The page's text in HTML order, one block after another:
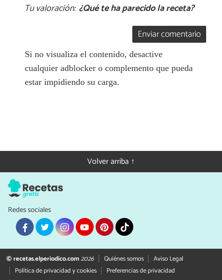
Tu valoración: ¿Qué te ha parecido la receta?
Enviar comentario
Si no visualiza el contenido, desactive
cualquier adblocker o complemento que pueda
estar impidiendo su carga.
Volver arriba ↑
Redes sociales
© recetas.elperiodico.com2026 Quiénes somos
Aviso Legal
Política de privacidad y cookies
Preferencias de privacidad